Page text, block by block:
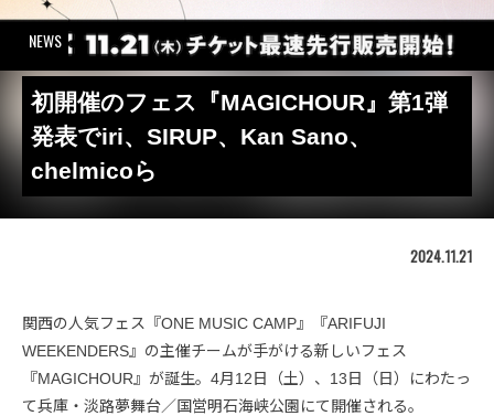
NEWS
初開催のフェス『MAGICHOUR』第1弾
発表でiri、SIRUP、Kan Sano、
chelmicoら
2024.11.21
関西の人気フェス『ONE MUSIC CAMP』『ARIFUJI
WEEKENDERS』の主催チームが手がける新しいフェス
『MAGICHOUR』が誕生。4月12日（土）、13日（日）にわたっ
て兵庫・淡路夢舞台／国営明石海峡公園にて開催される。